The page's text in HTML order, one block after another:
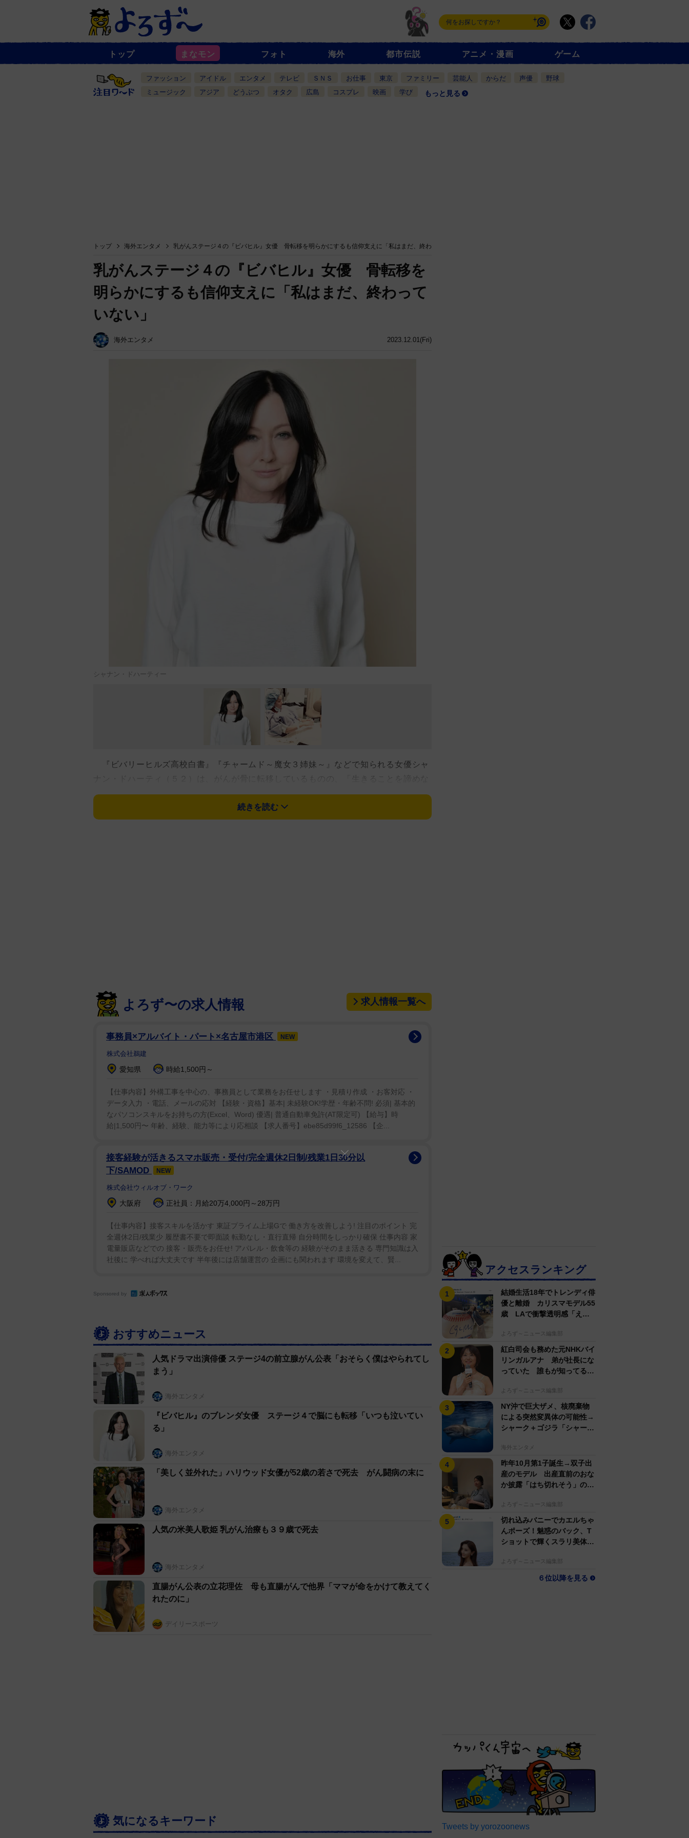
ュ
一
覧
トップ まなモン フォト 海外 都市伝説 アニメ・漫画 ゲーム
ファッション アイドル エンタメ テレビ ＳＮＳ お仕事 東京 ファミリー 芸能人 からだ 声優
野球
ミュージック
アジア どうぶつ オタク 広島 コスプレ 映画 学び もっと見る
トップ 海外エンタメ 乳がんステージ４の『ビバヒル』女優 骨転移を明らかにするも信仰支えに「私はまだ、終わ
2023.12.01(Fri)
乳がんステージ４の『ビバヒル』女優 骨転移を
明らかにするも信仰支えに「私はまだ、終わって
いない」
海外エンタメ
シャナン・ドハーティー
『ビバリーヒルズ高校白書』『チャームド～魔女３姉妹～』などで知られる女優シャ
い」と強い思いを明かした。２０１５年に初めて乳がんと診断され、その２年後に寛解
するも２０２０年に再発し脳に転移。乳房切除術、化学療法、放射線療法を受け、現在
も治療を続けている。
れていると感じる」
「私たちは、ここで過ごせる一瞬、一瞬、毎時間、毎日にとても感謝しているからこ
そ、最も熱心に働きたくなるの」「『あなたは終わった、もう引退』と、他人は自分た
ちをとても早い時期にお払い箱にしてしまう」「私たちは生き生きとしているし、人生
観も違う。仕事をし、人生を最大限に楽しみ、前進し続けることを望む人々なのよ」
続きを読む
よろず〜の求人情報 求人情報一覧へ
事務員×アルバイト・パート×名古屋市港区 NEW
株式会社鵜建
愛知県 時給1,500円～
【仕事内容】外構工事を中心の、事務員として業務をお任せします ・見積り作成 ・お客対応 ・
データ入力 ・電話、メールの応対 【経験・資格】基本| 未経験OK!学歴・年齢不問! 必須| 基本的
なパソコンスキルをお持ちの方(Excel、Word) 優遇| 普通自動車免許(AT限定可) 【給与】時
給|1,500円〜 年齢、経験、能力等により応相談 【求人番号】ebe85d99f6_12586 【企...
接客経験が活きるスマホ販売・受付/完全週休2日制/残業1日30分以
下/SAMOD
NEW
株式会社ウィルオブ・ワーク
大阪府 正社員：月給20万4,000円～28万円
【仕事内容】接客スキルを活かす 東証プライム上場Gで 働き方を改善しよう! 注目のポイント 完
全週休2日/残業少 履歴書不要で即面談 転勤なし・直行直帰 自分時間をしっかり確保 仕事内容 家
電量販店などでの 接客・販売をお任せ! アパレル・飲食等の 経験がそのまま活きる 専門知識は入
社後に 学べれば大丈夫です 半年後には店舗運営の 企画にも関われます 環境を変えて、賢...
Sponsored by
おすすめニュース
人気ドラマ出演俳優 ステージ4の前立腺がん公表「おそらく僕はやられてし
まう」
海外エンタメ
『ビバヒル』のブレンダ女優 ステージ４で脳にも転移「いつも泣いてい
る」
海外エンタメ
「美しく並外れた」ハリウッド女優が52歳の若さで死去 がん闘病の末に
海外エンタメ
人気の米美人歌姫 乳がん治療も３９歳で死去
海外エンタメ
直腸がん公表の立花理佐 母も直腸がんで他界「ママが命をかけて教えてく
れたのに」
デイリースポーツ
気になるキーワード
アクセスランキング
結婚生活18年でトレンディ俳
優と離婚 カリスマモデル55